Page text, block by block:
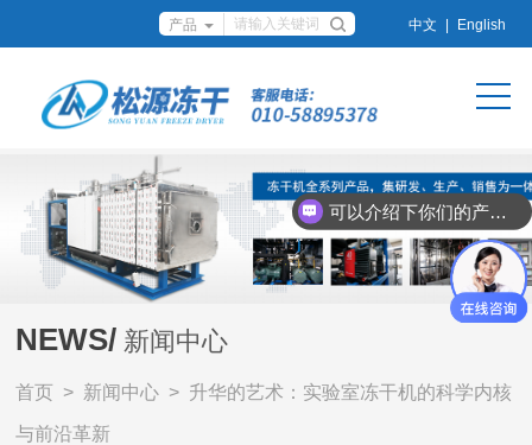
中文 English
NEWS/ 新闻中心
首页 > 新闻中心 > 升华的艺术：实验室冻干机的科学内核
与前沿革新
可以介绍下你们的产品么？